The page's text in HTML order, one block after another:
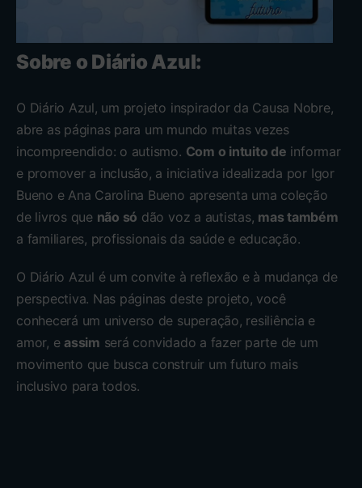
Sobre o Diário Azul:
O Diário Azul, um projeto inspirador da Causa Nobre,
abre as páginas para um mundo muitas vezes
incompreendido: o autismo. Com o intuito de informar
e promover a inclusão, a iniciativa idealizada por Igor
Bueno e Ana Carolina Bueno apresenta uma coleção
de livros que não só dão voz a autistas, mas também
a familiares, profissionais da saúde e educação.
O Diário Azul é um convite à reflexão e à mudança de
perspectiva. Nas páginas deste projeto, você
conhecerá um universo de superação, resiliência e
amor, eassim será convidado a fazer parte de um
movimento que busca construir um futuro mais
inclusivo para todos.